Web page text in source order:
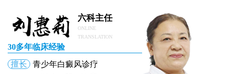
六科主任
ONLINE
TRANSLATION
30多年临床经验
擅长
青少年白癜风诊疗